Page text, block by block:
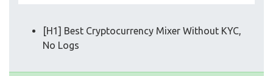
[H1] Best Cryptocurrency Mixer Without KYC,
No Logs